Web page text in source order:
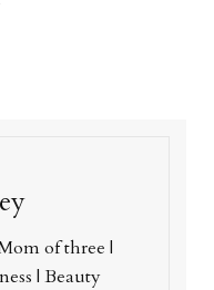
of three |
| Beauty